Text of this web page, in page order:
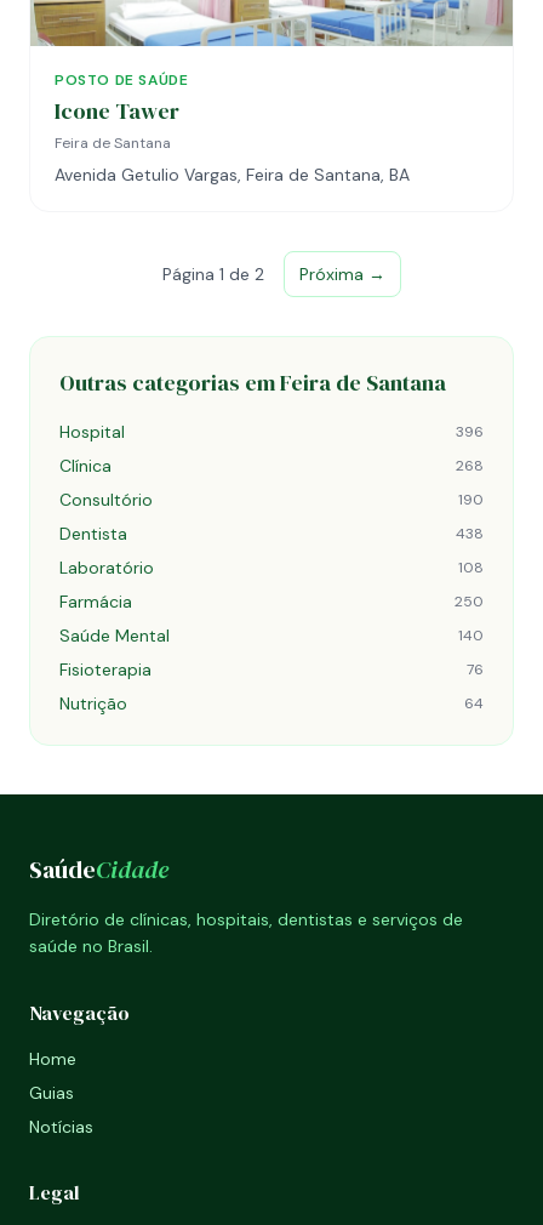
POSTO DE SAÚDE
Icone Tawer
Feira de Santana
Avenida Getulio Vargas, Feira de Santana, BA
Página 1 de 2 Próxima →
Outras categorias em Feira de Santana
Hospital 396
Clínica 268
Consultório 190
Dentista 438
Laboratório 108
Farmácia 250
Saúde Mental 140
Fisioterapia 76
Nutrição 64
SaúdeCidade
Diretório de clínicas, hospitais, dentistas e serviços de
saúde no Brasil.
Navegação
Home
Guias
Notícias
Legal